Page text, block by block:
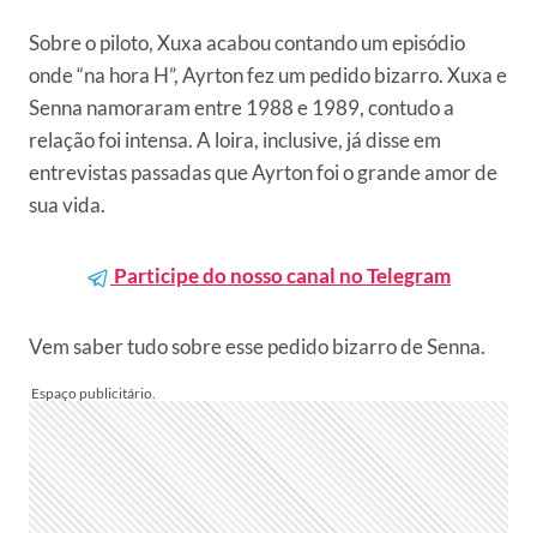
Sobre o piloto, Xuxa acabou contando um episódio
onde “na hora H”, Ayrton fez um pedido bizarro. Xuxa e
Senna namoraram entre 1988 e 1989, contudo a
relação foi intensa. A loira, inclusive, já disse em
entrevistas passadas que Ayrton foi o grande amor de
sua vida.
Participe do nosso canal no Telegram
Vem saber tudo sobre esse pedido bizarro de Senna.